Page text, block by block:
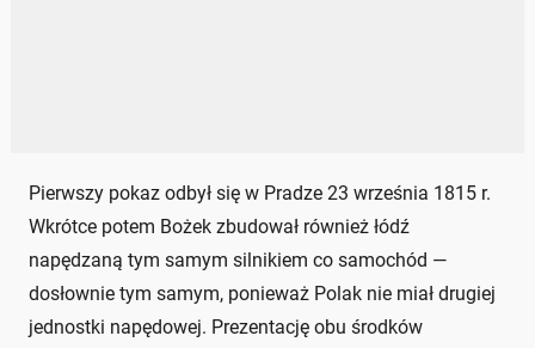
Pierwszy pokaz odbył się w Pradze 23 września 1815 r.
Wkrótce potem Bożek zbudował również łódź
napędzaną tym samym silnikiem co samochód —
dosłownie tym samym, ponieważ Polak nie miał drugiej
jednostki napędowej. Prezentację obu środków